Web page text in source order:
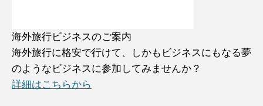
海外旅行ビジネスのご案内
海外旅行に格安で行けて、しかもビジネスにもなる夢
のようなビジネスに参加してみませんか？
詳細はこちらから